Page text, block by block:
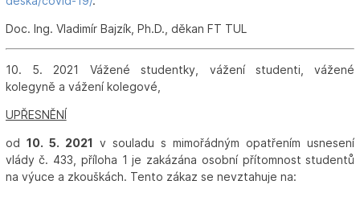
Doc. Ing. Vladimír Bajzík, Ph.D., děkan FT TUL
10. 5. 2021 Vážené studentky, vážení studenti, vážené
kolegyně a vážení kolegové,
UPŘESNĚNÍ
od 10. 5. 2021
v souladu s mimořádným opatřením usnesení
vlády č. 433, příloha 1 je zakázána osobní přítomnost studentů
na výuce a zkouškách. Tento zákaz se nevztahuje na: